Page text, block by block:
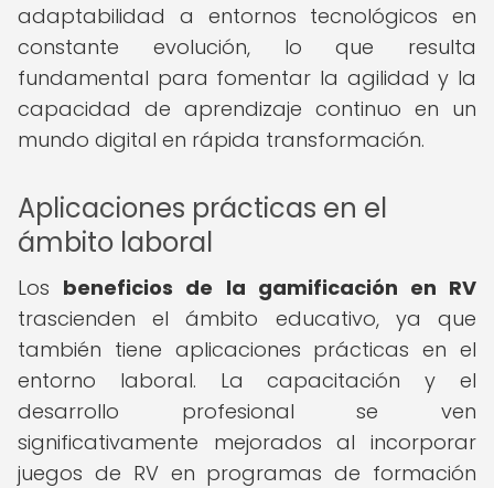
adaptabilidad a entornos tecnológicos en
constante evolución, lo que resulta
fundamental para fomentar la agilidad y la
capacidad de aprendizaje continuo en un
mundo digital en rápida transformación.
Aplicaciones prácticas en el
ámbito laboral
Los beneficios de la gamificación en RV
trascienden el ámbito educativo, ya que
también tiene aplicaciones prácticas en el
entorno laboral. La capacitación y el
desarrollo profesional se ven
significativamente mejorados al incorporar
juegos de RV en programas de formación